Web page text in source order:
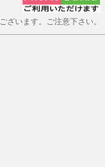
ざいます。ご注意下さい。